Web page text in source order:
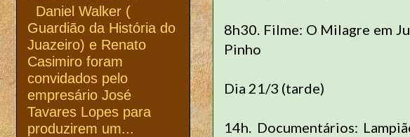
8h30. Filme: O Milagre em
Pinho
Dia 21/3 (tarde)
14h. Documentários:
Daniel Walker (
Guardião da História do
Juazeiro) e Renato
Casimiro foram
convidados pelo
empresário José
Tavares Lopes para
produzirem um...